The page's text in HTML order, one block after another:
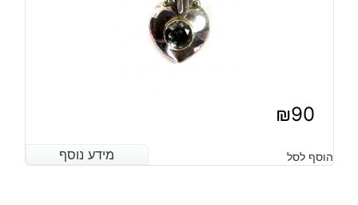
₪90
מידע נוסף הוסף לסל מידע נוסף